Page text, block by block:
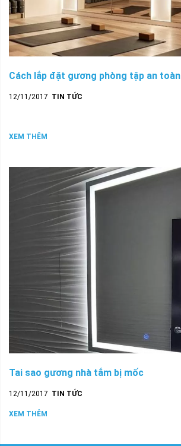
Cách lắp đặt gương phòng tập an toàn
12/11/2017 TIN TỨC
XEM THÊM
Tai sao gương nhà tắm bị mốc
12/11/2017 TIN TỨC
XEM THÊM